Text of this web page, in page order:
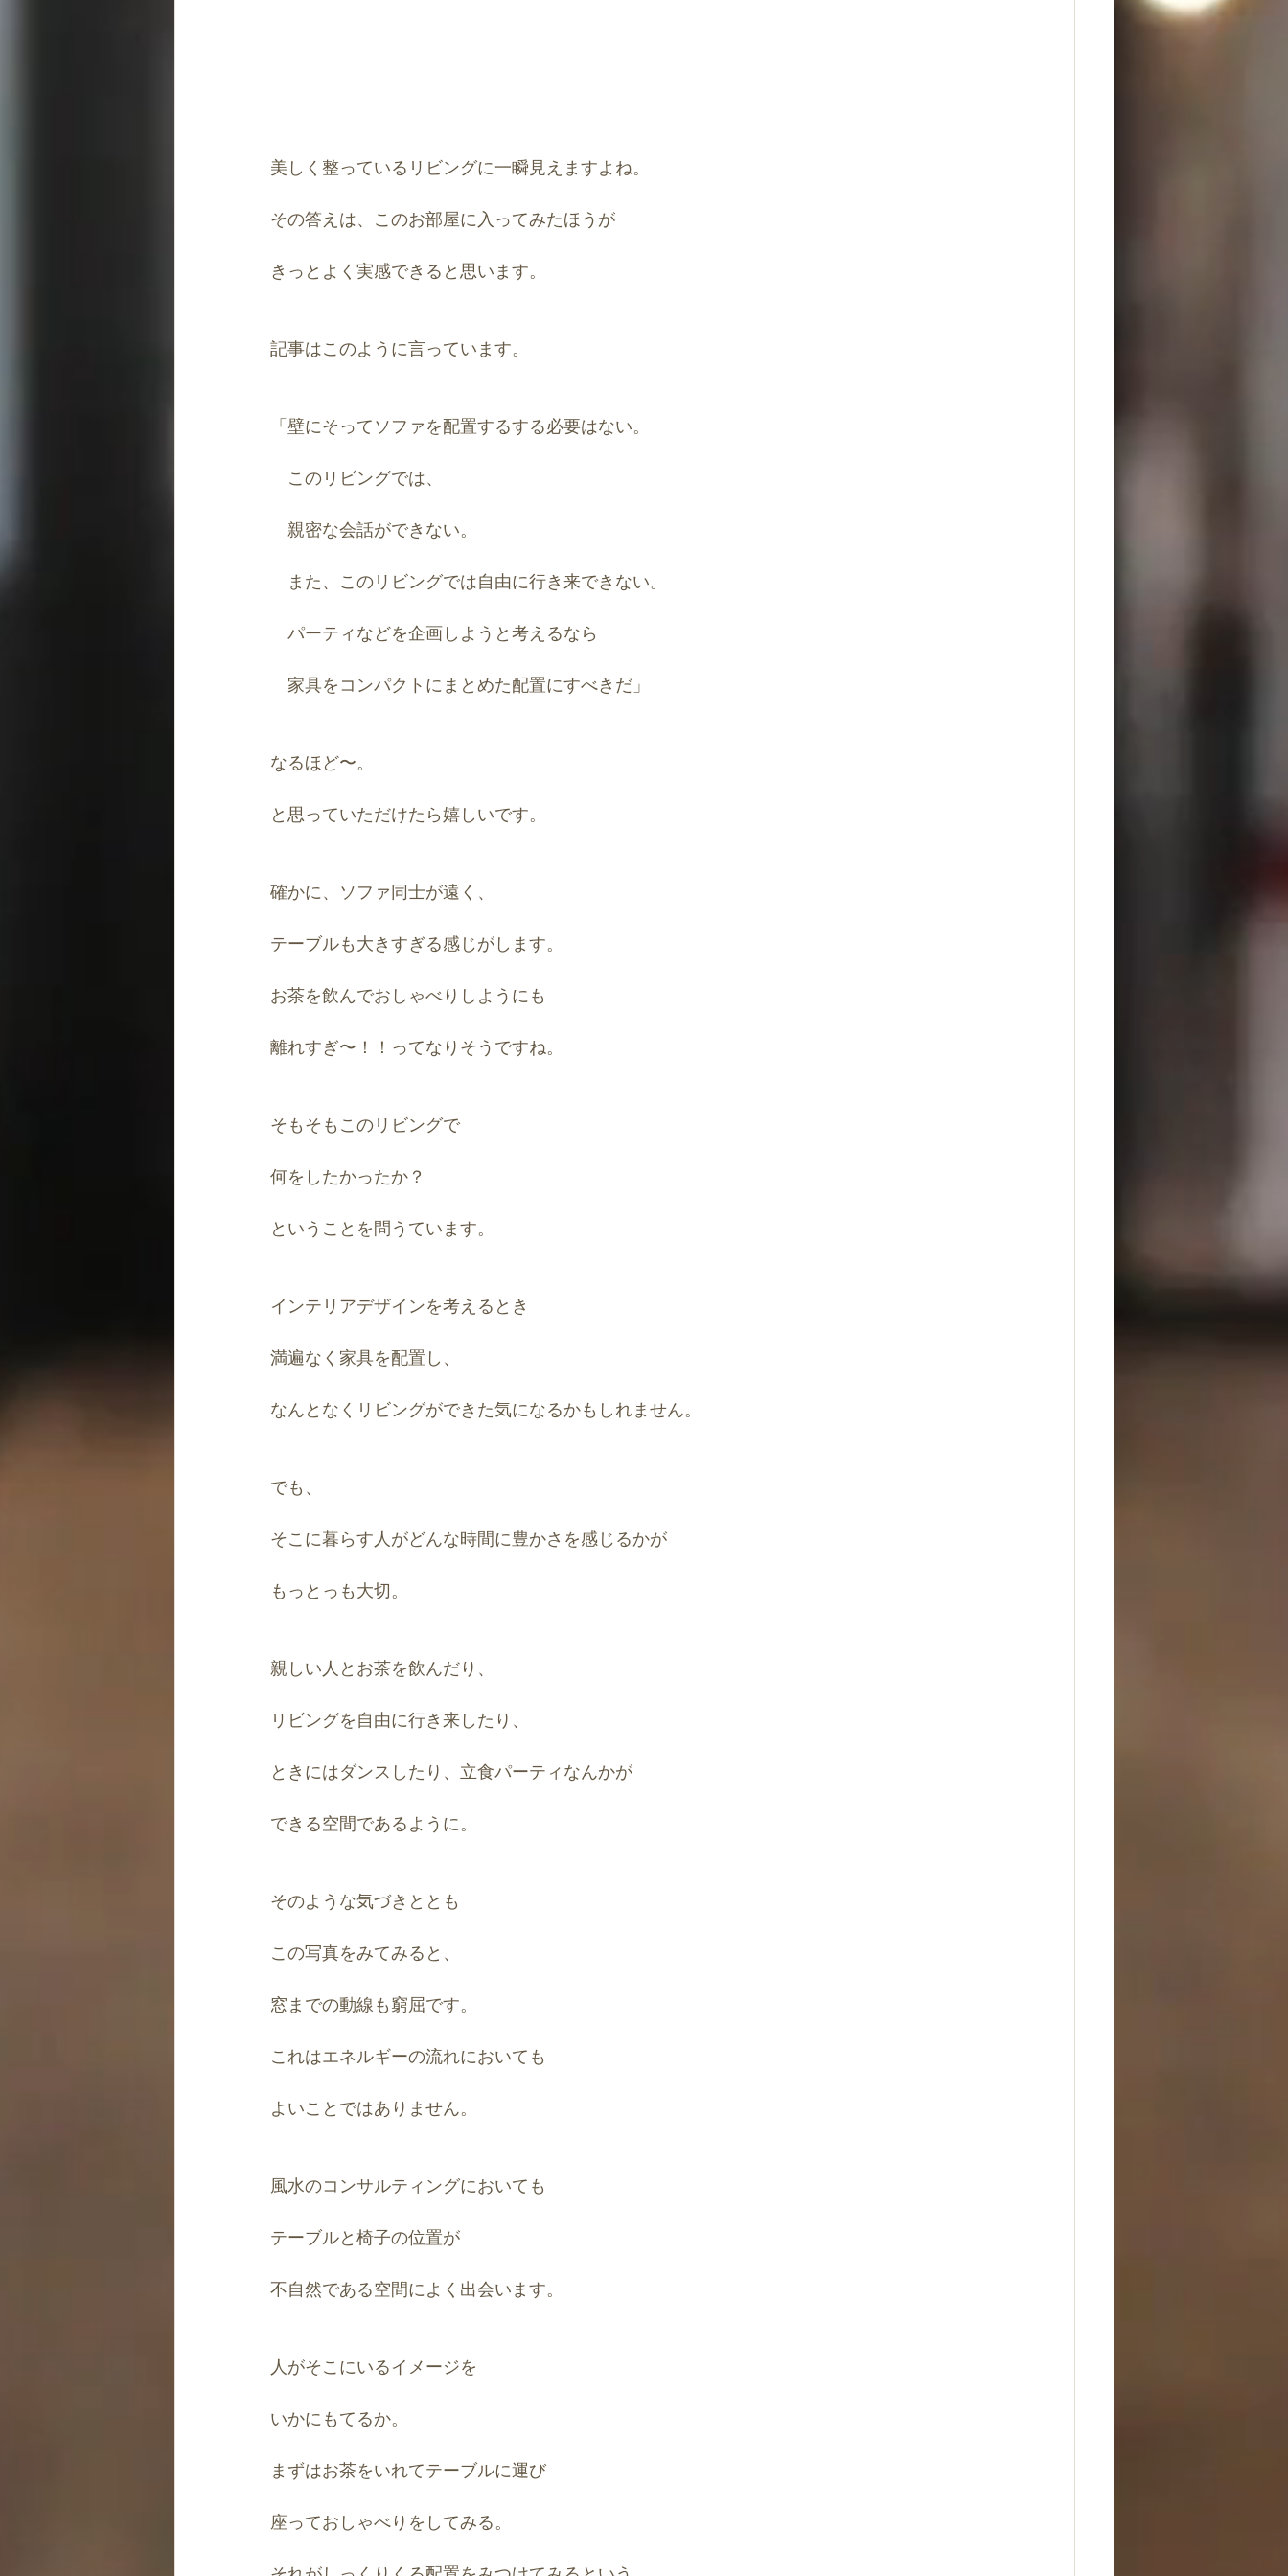
美しく整っているリビングに一瞬見えますよね。
その答えは、このお部屋に入ってみたほうが
きっとよく実感できると思います。
記事はこのように言っています。
「壁にそってソファを配置するする必要はない。
このリビングでは、
親密な会話ができない。
また、このリビングでは自由に行き来できない。
パーティなどを企画しようと考えるなら
家具をコンパクトにまとめた配置にすべきだ」
なるほど〜。
と思っていただけたら嬉しいです。
確かに、ソファ同士が遠く、
テーブルも大きすぎる感じがします。
お茶を飲んでおしゃべりしようにも
離れすぎ〜！！ってなりそうですね。
そもそもこのリビングで
何をしたかったか？
ということを問うています。
インテリアデザインを考えるとき
満遍なく家具を配置し、
なんとなくリビングができた気になるかもしれません。
でも、
そこに暮らす人がどんな時間に豊かさを感じるかが
もっとっも大切。
親しい人とお茶を飲んだり、
リビングを自由に行き来したり、
ときにはダンスしたり、立食パーティなんかが
できる空間であるように。
そのような気づきととも
この写真をみてみると、
窓までの動線も窮屈です。
これはエネルギーの流れにおいても
よいことではありません。
風水のコンサルティングにおいても
テーブルと椅子の位置が
不自然である空間によく出会います。
人がそこにいるイメージを
いかにもてるか。
まずはお茶をいれてテーブルに運び
座っておしゃべりをしてみる。